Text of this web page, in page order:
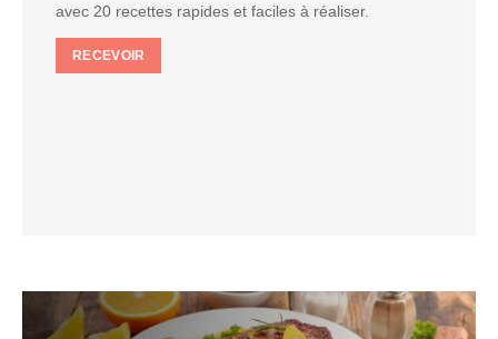
avec 20 recettes rapides et faciles à réaliser.
RECEVOIR